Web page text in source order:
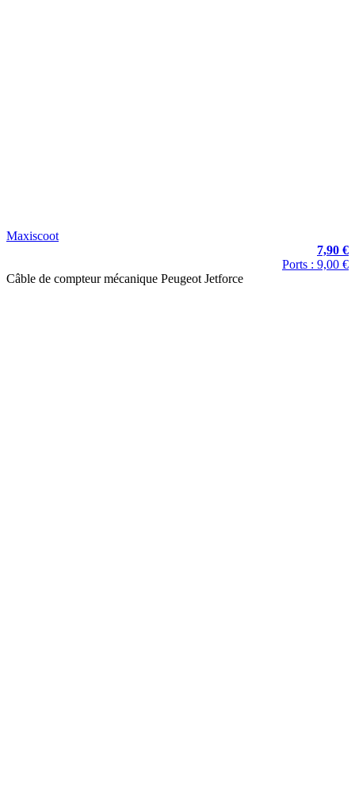
Maxiscoot
7,90 €
Ports : 9,00 €
Câble de compteur mécanique Peugeot Jetforce